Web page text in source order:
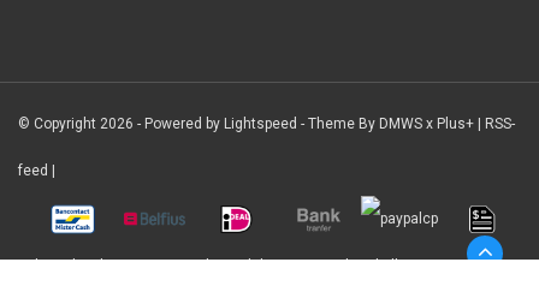
© Copyright 2026 - Powered by Lightspeed - Theme By DMWS x Plus+ RSS-
feed
SaleMedia.nl 9.0/10-1837beoordelingen opWebwinkelkeur